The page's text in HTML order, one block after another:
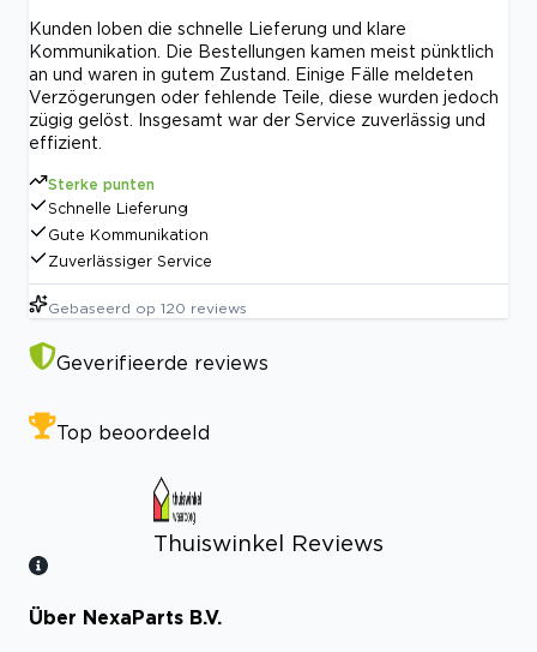
Kunden loben die schnelle Lieferung und klare
Kommunikation. Die Bestellungen kamen meist pünktlich
an und waren in gutem Zustand. Einige Fälle meldeten
Verzögerungen oder fehlende Teile, diese wurden jedoch
zügig gelöst. Insgesamt war der Service zuverlässig und
effizient.
Sterke punten
Schnelle Lieferung
Gute Kommunikation
Zuverlässiger Service
Gebaseerd op 120 reviews
Geverifieerde reviews
Top beoordeeld
Thuiswinkel Reviews
Bekijk certificaat
Über NexaParts B.V.